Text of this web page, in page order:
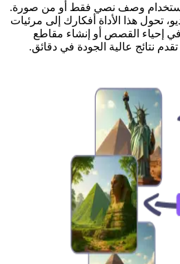
وصف نصي فقط أو من صورة.
تحول هذا الأداة أفكارك إلى مرئيات
إحياء القصص أو إنشاء مقاطع
نتائج عالية الجودة في دقائق.